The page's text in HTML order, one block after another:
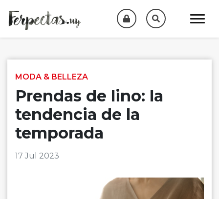
MODA & BELLEZA
Prendas de lino: la
tendencia de la
temporada
17 Jul 2023